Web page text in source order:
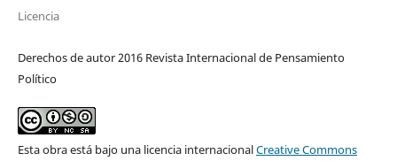
Licencia
Derechos de autor 2016 Revista Internacional de Pensamiento
Político
Esta obra está bajo una licencia internacionalCreative Commons